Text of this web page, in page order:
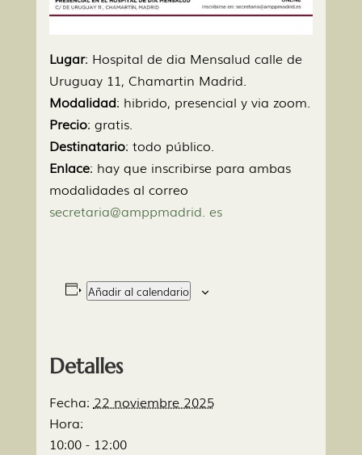
Lugar: Hospital de dia Mensalud calle de
Uruguay 11, Chamartin Madrid.
Modalidad: hibrido, presencial y via zoom.
Precio: gratis.
Destinatario: todo público.
Enlace: hay que inscribirse para ambas
modalidades al correo
secretaria@amppmadrid. es
Añadir al calendario
Detalles
Fecha: 22 noviembre 2025
Hora:
10:00 - 12:00